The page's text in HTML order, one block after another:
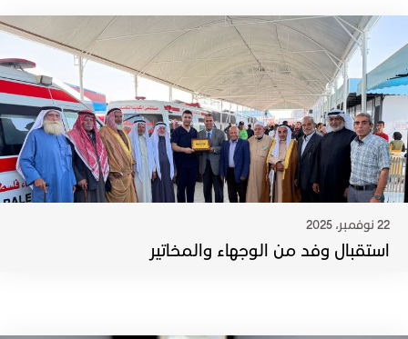
22 نوفمبر، 2025
استقبال وفد من الوجهاء والمخاتير